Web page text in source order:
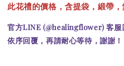
此花禮的價格 ，含提袋， 緞帶，
官方LINE (@healingflower) 客服
依序回覆，再請耐心等待，謝謝！